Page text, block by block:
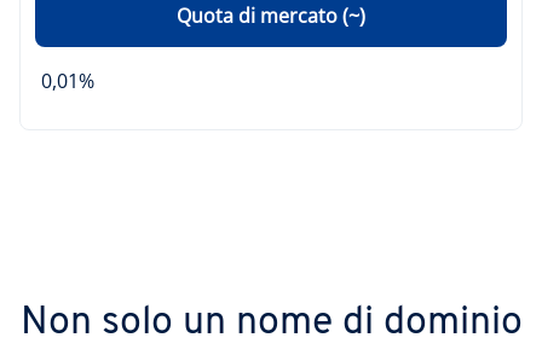
Quota di mercato (~)
0,01%
Non solo un nome di dominio